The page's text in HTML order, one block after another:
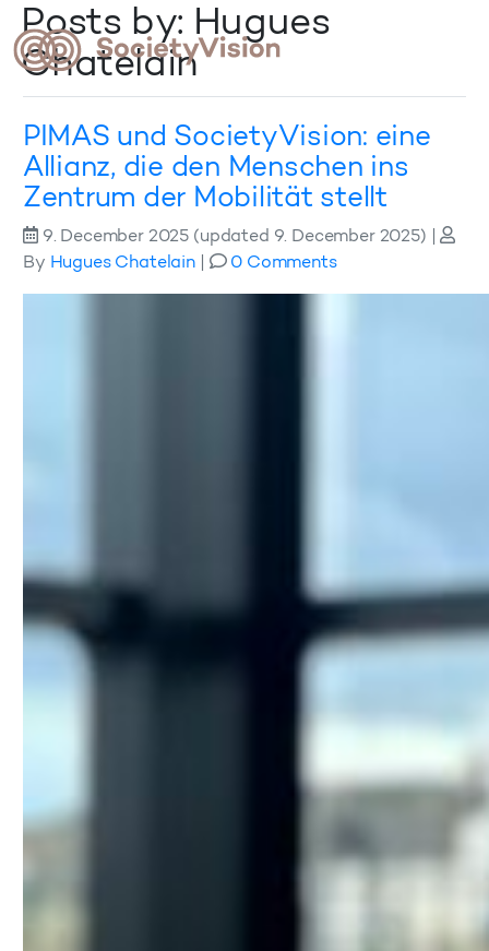
Posts by: Hugues
Chatelain
PIMAS und SocietyVision: eine
Allianz, die den Menschen ins
Zentrum der Mobilität stellt
9. December 2025 (updated 9. December 2025) |
By Hugues Chatelain| 0 Comments